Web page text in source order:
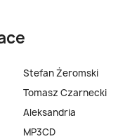
Stefan Żeromski
Tomasz Czarnecki
Aleksandria
MP3CD